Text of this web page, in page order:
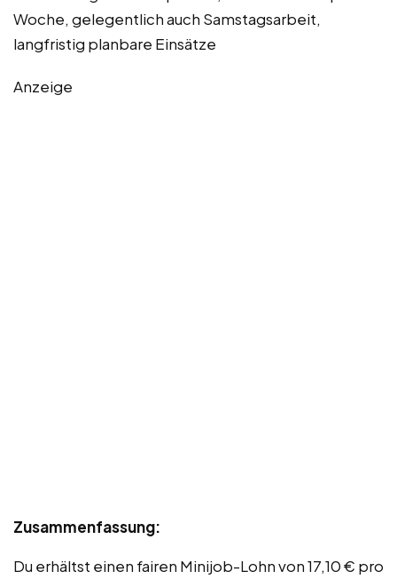
Woche, gelegentlich auch Samstagsarbeit,
langfristig planbare Einsätze
Anzeige
Zusammenfassung:
Du erhältst einen fairen Minijob-Lohn von 17,10 € pro